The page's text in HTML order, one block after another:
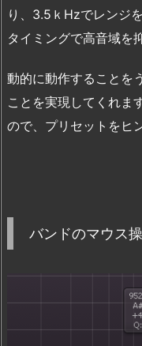
り、3.5ｋHzでレンジ
タイミングで高音域を
動的に動作することを
ことを実現してくれま
ので、プリセットをヒ
バンドのマウス